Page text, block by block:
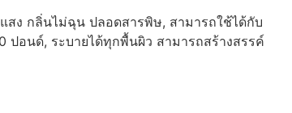
สง กลิ่นไม่ฉุน ปลอดสารพิษ, สามารถใช้ได้กับ
ปอนด์, ระบายได้ทุกพื้นผิว สามารถสร้างสรรค์